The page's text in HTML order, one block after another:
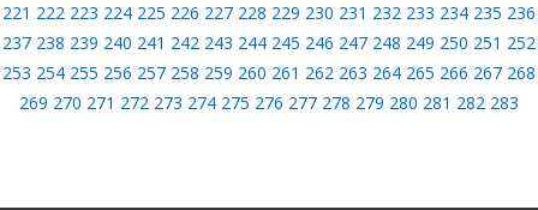
221 222 223 224 225 226 227 228 229 230 231 232 233 234 235 236
237 238 239 240 241 242 243 244 245 246 247 248 249 250 251 252
253 254 255 256 257 258 259 260 261 262 263 264 265 266 267 268
269 270 271 272 273 274 275 276 277 278 279 280 281 282 283